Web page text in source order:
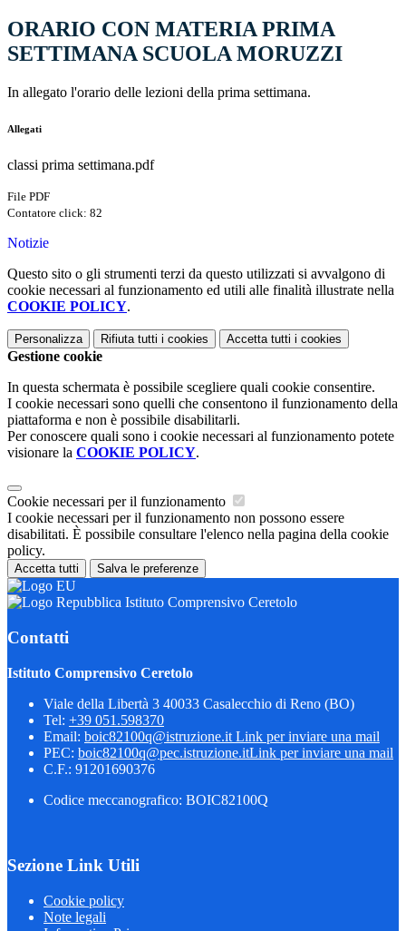
ORARIO CON MATERIA PRIMA
SETTIMANA SCUOLA MORUZZI
In allegato l'orario delle lezioni della prima settimana.
Allegati
classi prima settimana.pdf
File PDF
Contatore click: 82
Notizie
Questo sito o gli strumenti terzi da questo utilizzati si avvalgono di
cookie necessari al funzionamento ed utili alle finalità illustrate nella
COOKIE POLICY.
Personalizza Rifiuta tutti i cookies Accetta tutti i cookies
Gestione cookie
In questa schermata è possibile scegliere quali cookie consentire.
I cookie necessari sono quelli che consentono il funzionamento della
piattaforma e non è possibile disabilitarli.
Per conoscere quali sono i cookie necessari al funzionamento potete
visionare la COOKIE POLICY.
Cookie necessari per il funzionamento
I cookie necessari per il funzionamento non possono essere
disabilitati. È possibile consultare l'elenco nella pagina della cookie
policy.
Accetta tutti Salva le preferenze
Istituto Comprensivo Ceretolo
Contatti
Istituto Comprensivo Ceretolo
Viale della Libertà 3 40033 Casalecchio di Reno (BO)
Tel: +39 051.598370
Email: boic82100q@istruzione.it Link per inviare una mail
PEC: boic82100q@pec.istruzione.itLink per inviare una mail
C.F.: 91201690376
Codice meccanografico: BOIC82100Q
Sezione Link Utili
Cookie policy
Note legali